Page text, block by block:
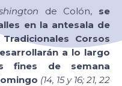
de Colón, se
en la antesala de
Corsos
a lo largo
fines de semana
(14, 15 y 16; 21, 22